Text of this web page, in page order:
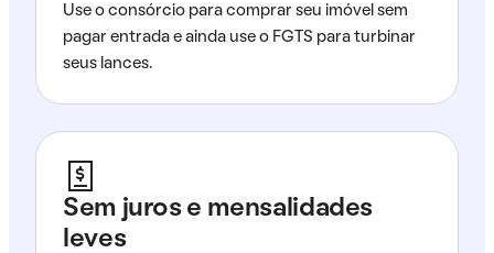
Use o consórcio para comprar seu imóvel sem
pagar entrada e ainda use o FGTS para turbinar
seus lances.
Sem juros e mensalidades
leves